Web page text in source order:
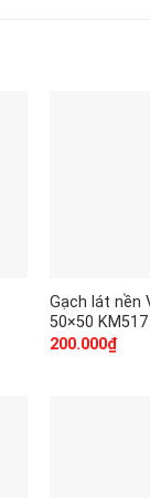
Gạch lát nền
50×50 KM517
200.000₫